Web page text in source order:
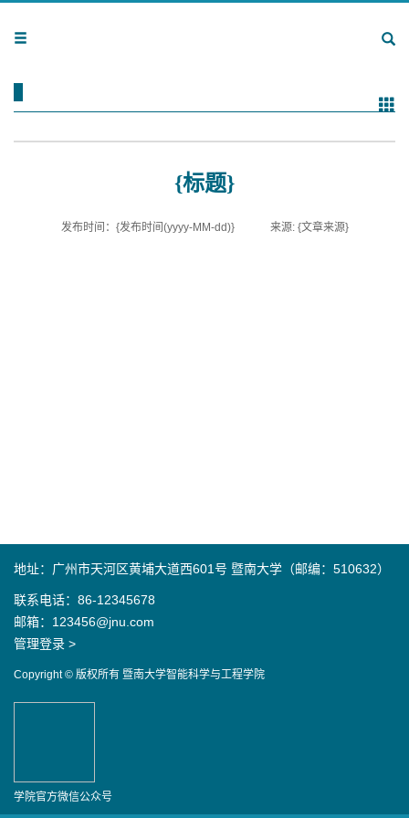
{标题}
发布时间：{发布时间(yyyy-MM-dd)} 来源: {文章来源}
地址：广州市天河区黄埔大道西601号 暨南大学（邮编：510632）
联系电话：86-12345678
邮箱：123456@jnu.com
管理登录 >
Copyright © 版权所有 暨南大学智能科学与工程学院
学院官方微信公众号